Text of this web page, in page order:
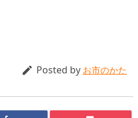
 Posted by お市のかた